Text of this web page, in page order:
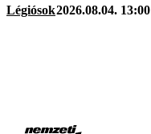
Légiósok2026.08.04. 13:00